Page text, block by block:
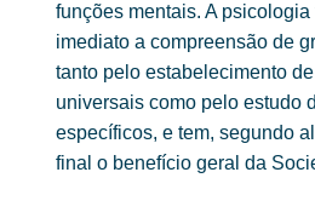
funções mentais. A psicologia
imediato a compreensão de
tanto pelo estabelecimento
universais como pelo estudo
específicos, e tem, segundo
final o benefício geral da